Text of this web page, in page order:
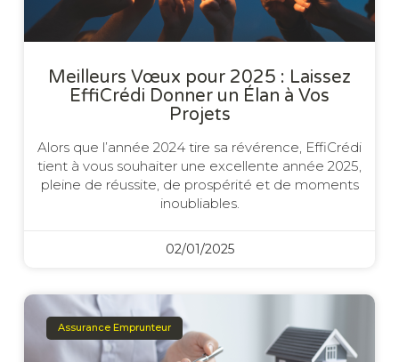
Meilleurs Vœux pour 2025 : Laissez
EffiCrédi Donner un Élan à Vos
Projets
Alors que l’année 2024 tire sa révérence, EffiCrédi
tient à vous souhaiter une excellente année 2025,
pleine de réussite, de prospérité et de moments
inoubliables.
02/01/2025
Assurance Emprunteur